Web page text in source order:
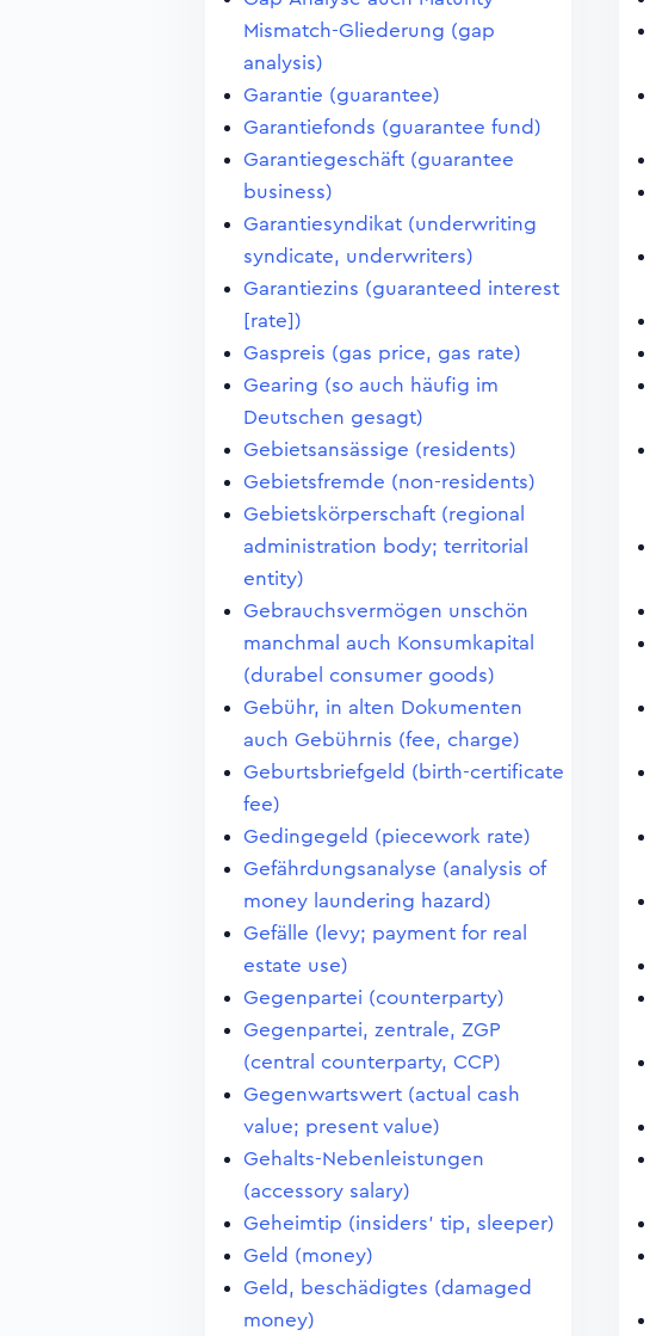
Mismatch-Gliederung (gap
analysis)
Garantie (guarantee)
Garantiefonds (guarantee fund)
Garantiegeschäft (guarantee
business)
Garantiesyndikat (underwriting
syndicate, underwriters)
Garantiezins (guaranteed interest
[rate])
Gaspreis (gas price, gas rate)
Gearing (so auch häufig im
Deutschen gesagt)
Gebietsansässige (residents)
Gebietsfremde (non-residents)
Gebietskörperschaft (regional
administration body; territorial
entity)
Gebrauchsvermögen unschön
manchmal auch Konsumkapital
(durabel consumer goods)
Gebühr, in alten Dokumenten
auch Gebührnis (fee, charge)
Geburtsbriefgeld (birth-certificate
fee)
Gedingegeld (piecework rate)
Gefährdungsanalyse (analysis of
money laundering hazard)
Gefälle (levy; payment for real
estate use)
Gegenpartei (counterparty)
Gegenpartei, zentrale, ZGP
(central counterparty, CCP)
Gegenwartswert (actual cash
value; present value)
Gehalts-Nebenleistungen
(accessory salary)
Geheimtip (insiders' tip, sleeper)
Geld (money)
Geld, beschädigtes (damaged
money)